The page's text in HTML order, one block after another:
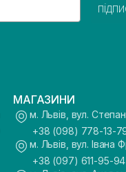
МАГАЗИНИ
м. Львів, вул.
+38 (098) 778-13-
м. Львів, вул. Івана
+38 (097) 611-95-94